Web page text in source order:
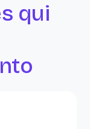
qui